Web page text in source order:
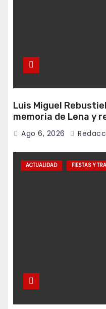
Luis Miguel
memoria de Lena y
más ambición de
Ago 6, 2026
ACTUALIDAD FIESTAS Y